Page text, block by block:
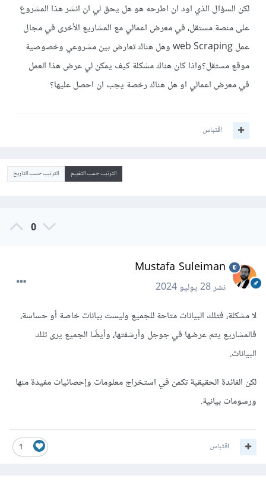
لكن السؤال الذي اود ان اطرحه هو هل يحق لي ان انشر هذا المشروع
على منصة مستقل، في معرض اعمالي مع المشاريع الأخرى في مجال
عمل web Scraping وهل هناك تعارض بين مشروعي وخصوصية
موقع مستقل؟واذا كان هناك مشكلة كيف يمكن لي عرض هذا العمل
في معرض اعمالي او هل هناك رخصة يجب ان احصل عليها؟
اقتباس
الترتيب حسب التقييم الترتيب حسب التاريخ
0
Mustafa Suleiman
نشر28 يوليو 2024
لا مشكلة، فتلك البيانات متاحة للجميع وليست بيانات خاصة أو حساسة،
فالمشاريع يتم عرضها في جوجل وأرشفتها، وأيضًا الجميع يرى تلك
البيانات.
لكن الفائدة الحقيقية تكمن في استخراج معلومات وإحصائيات مفيدة منها
ورسومات بيانية.
1 اقتباس